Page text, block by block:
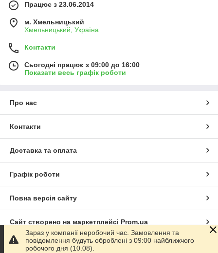
Працює з 23.06.2014
м. Хмельницький
Хмельницький, Україна
Контакти
Сьогодні працює з 09:00 до 16:00
Показати весь графік роботи
Про нас
Контакти
Доставка та оплата
Графік роботи
Повна версія сайту
Сайт створено на маркетплейсі Prom.ua
Політика конфіденційності
Зараз у компанії неробочий час. Замовлення та
повідомлення будуть оброблені з 09:00 найближчого
робочого дня (10.08).